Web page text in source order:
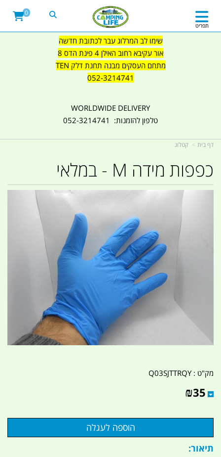
שימו לב המרלוג עבר לכתובת חדשה
אור עקיבא רחוב האילן 4 פינת הדס 8
מתחם העסקים מבנה תחנת דלק TEN
052-3214741
WORLDWIDE DELIVERY
טלפון להזמנות: 052-3214741
תפריט
0
דף בית קטלוג
כפפות מידה M - במלאי
מק"ט :Q03SJTTRQY
₪35
תיאור: